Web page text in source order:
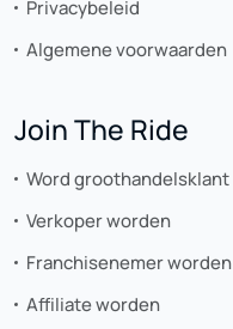
Privacybeleid
Algemene voorwaarden
Join The Ride
Word groothandelsklant
Verkoper worden
Franchisenemer worden
Affiliate worden